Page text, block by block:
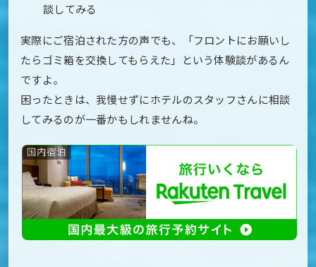
談してみる
実際にご宿泊された方の声でも、「フロントにお願いし
たらゴミ箱を交換してもらえた」という体験談があるん
ですよ。
困ったときは、我慢せずにホテルのスタッフさんに相談
してみるのが一番かもしれませんね。